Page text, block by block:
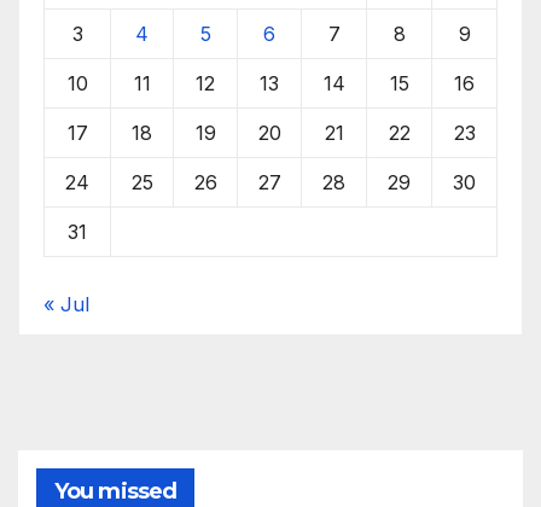
3 4 5 6 7 8 9
10 11 12 13 14 15 16
17 18 19 20 21 22 23
24 25 26 27 28 29 30
31
« Jul
You missed